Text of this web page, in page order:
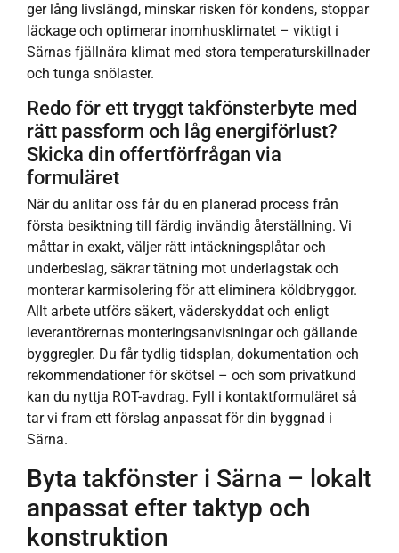
ger lång livslängd, minskar risken för kondens, stoppar
läckage och optimerar inomhusklimatet – viktigt i
Särnas fjällnära klimat med stora temperaturskillnader
och tunga snölaster.
Redo för ett tryggt takfönsterbyte med
rätt passform och låg energiförlust?
Skicka din offertförfrågan via
formuläret
När du anlitar oss får du en planerad process från
första besiktning till färdig invändig återställning. Vi
måttar in exakt, väljer rätt intäckningsplåtar och
underbeslag, säkrar tätning mot underlagstak och
monterar karmisolering för att eliminera köldbryggor.
Allt arbete utförs säkert, väderskyddat och enligt
leverantörernas monteringsanvisningar och gällande
byggregler. Du får tydlig tidsplan, dokumentation och
rekommendationer för skötsel – och som privatkund
kan du nyttja ROT-avdrag. Fyll i kontaktformuläret så
tar vi fram ett förslag anpassat för din byggnad i
Särna.
Byta takfönster i Särna – lokalt
anpassat efter taktyp och
konstruktion